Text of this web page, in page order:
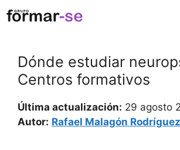
Saltar
al
Dónde estudiar
Centros formativos
Última actualización: 29 agosto
Autor: Rafael Malagón Rodríguez